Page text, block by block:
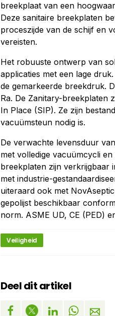
breekplaat van een
Deze sanitaire breekplaten
proceszijde van de schijf en
vereisten.
Het robuuste ontwerp van
applicaties met een lage
de gemarkeerde breekdruk.
Ra. De Zanitary-breekplaten
In Place (SIP). Ze zijn
vacuümsteun nodig is.
De verwachte levensduur
met volledige vacuümcycli
breekplaten zijn verkrijgbaar
met industrie-
uiteraard ook met
gepolijst beschikbaar
norm. ASME UD, CE (PED)
Veiligheid
Deel dit artikel